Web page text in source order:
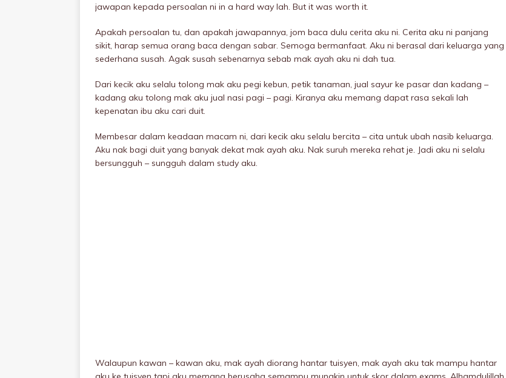
jawapan kepada persoalan ni in a hard way lah. But it was worth it.
Apakah persoalan tu, dan apakah jawapannya, jom baca dulu cerita aku ni. Cerita aku ni panjang
sikit, harap semua orang baca dengan sabar. Semoga bermanfaat. Aku ni berasal dari keluarga yang
sederhana susah. Agak susah sebenarnya sebab mak ayah aku ni dah tua.
Dari kecik aku selalu tolong mak aku pegi kebun, petik tanaman, jual sayur ke pasar dan kadang –
kadang aku tolong mak aku jual nasi pagi – pagi. Kiranya aku memang dapat rasa sekali lah
kepenatan ibu aku cari duit.
Membesar dalam keadaan macam ni, dari kecik aku selalu bercita – cita untuk ubah nasib keluarga.
Aku nak bagi duit yang banyak dekat mak ayah aku. Nak suruh mereka rehat je. Jadi aku ni selalu
bersungguh – sungguh dalam study aku.
Walaupun kawan – kawan aku, mak ayah diorang hantar tuisyen, mak ayah aku tak mampu hantar